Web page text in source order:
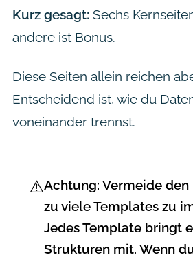
Kurz gesagt: Sechs
andere ist Bonus.
Diese Seiten allein reichen
Entscheidend ist, wie du
voneinander trennst.
⚠️Achtung: Vermeide den
zu viele Templates zu
Jedes Template bringt
Strukturen mit. Wenn